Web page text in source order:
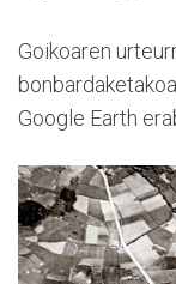
Goikoaren
Google Earth